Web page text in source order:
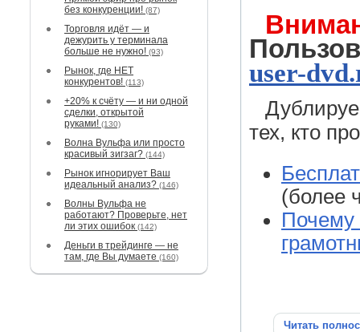
без конкуренции! (87)
Торговля идёт — и
дежурить у терминала
больше не нужно! (93)
Рынок, где НЕТ
конкурентов! (113)
+20% к счёту — и ни одной
сделки, открытой
руками! (130)
Волна Вульфа или просто
красивый зигзаг? (144)
Рынок игнорирует Ваш
идеальный анализ? (146)
Волны Вульфа не
работают? Проверьте, нет
ли этих ошибок (142)
Деньги в трейдинге — не
там, где Вы думаете (160)
user-
тех, кто
(более
Почему
Читать